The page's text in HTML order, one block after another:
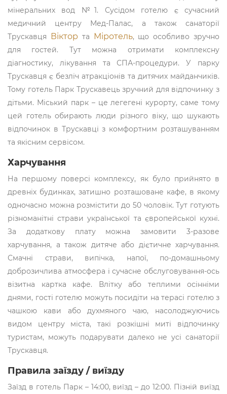
мінеральних вод №1. Сусідом готелю є сучасний
медичний центру Мед-Палас, а також санаторії
Трускавця
Віктор та Міротель, що особливо зручно
для гостей. Тут можна отримати комплексну
діагностику, лікування та СПА-процедури. У парку
Трускавця є безліч атракціонів та дитячих майданчиків.
Тому готель Парк Трускавець зручний для відпочинку з
дітьми. Міський парк – це легегені курорту, саме тому
цей готель обирають люди різного віку, що шукають
відпочинок в Трускавці з комфортним розташуванням
та якісним сервісом.
Харчування
На першому поверсі комплексу, як було прийнято в
древніх будинках, затишно розташоване кафе, в якому
одночасно можна розмістити до 50 чоловік. Тут готують
різноманітні страви української та європейської кухні.
За додаткову плату можна замовити 3-разове
харчування, а також дитяче або дієтичне харчування.
Смачні страви, випічка, напої, по-домашньому
доброзичлива атмосфера і сучасне обслуговування-ось
візитна картка кафе. Влітку або теплими осінніми
днями, гості готелю можуть посидіти на терасі готелю з
чашкою кави або духмяного чаю, насолоджуючись
видом центру міста, такі розкішні миті відпочинку
туристам, можуть подарувати далеко не усі санаторії
Трускавця.
Правила заїзду / виїзду
Заїзд в готель Парк – 14:00, виїзд – до 12:00. Пізній виїзд